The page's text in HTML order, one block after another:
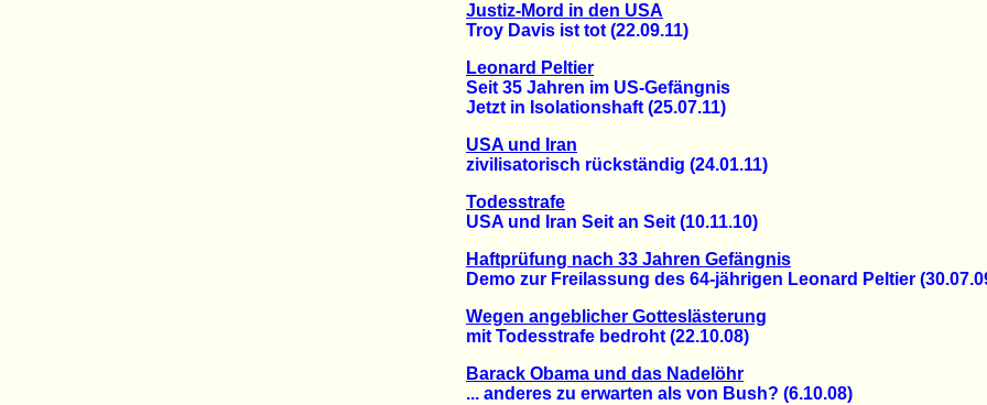
Justiz-Mord in den USA
Troy Davis ist tot (22.09.11)
Leonard Peltier
Seit 35 Jahren im US-Gefängnis
Jetzt in Isolationshaft (25.07.11)
USA und Iran
zivilisatorisch rückständig (24.01.11)
Todesstrafe
USA und Iran Seit an Seit (10.11.10)
Haftprüfung nach 33 Jahren Gefängnis
Demo zur Freilassung des 64-jährigen Leonard Peltier
Wegen angeblicher Gotteslästerung
mit Todesstrafe bedroht (22.10.08)
Barack Obama und das Nadelöhr
... anderes zu erwarten als von Bush? (6.10.08)